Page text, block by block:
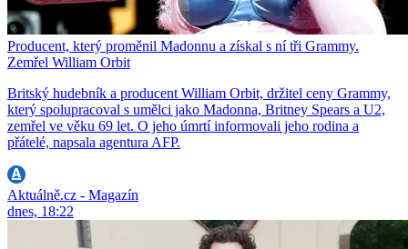
Producent, který proměnil Madonnu a získal s ní tři Grammy.
Zemřel William Orbit
Britský hudebník a producent William Orbit, držitel ceny Grammy,
který spolupracoval s umělci jako Madonna, Britney Spears a U2,
zemřel ve věku 69 let. O jeho úmrtí informovali jeho rodina a
přátelé, napsala agentura AFP.
Aktuálně.cz - Magazín
dnes, 18:22